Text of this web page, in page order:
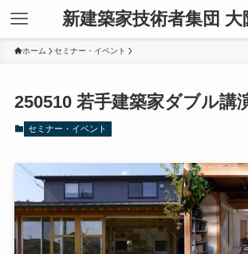
新建築家技術者集団 大
ホーム セミナー・イベント
250510 若手建築家ダブル講
セミナー・イベント